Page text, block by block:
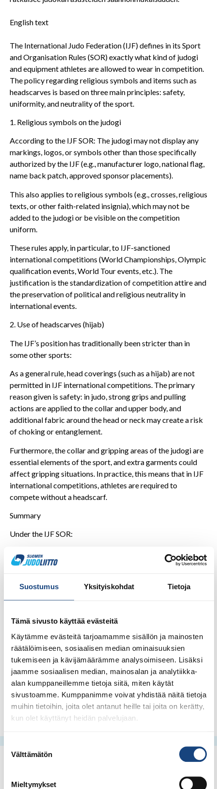
Suostumus Yksityiskohdat Tietoja
Tämä sivusto käyttää evästeitä
Käytämme evästeitä tarjoamamme sisällön ja mainosten
räätälöimiseen, sosiaalisen median ominaisuuksien
tukemiseen ja kävijämäärämme analysoimiseen. Lisäksi
jaamme sosiaalisen median, mainosalan ja analytiikka-
alan kumppaneillemme tietoja siitä, miten käytät
sivustoamme. Kumppanimme voivat yhdistää näitä tietoja
muihin tietoihin, joita olet antanut heille tai joita on kerätty,
kun olet käyttänyt heidän palvelujaan.
valinta
Välttämätön
Mieltymykset
English text
The International Judo Federation (IJF) defines in its Sport
and Organisation Rules (SOR) exactly what kind of judogi
and equipment athletes are allowed to wear in competition.
The policy regarding religious symbols and items such as
headscarves is based on three main principles: safety,
uniformity, and neutrality of the sport.
1. Religious symbols on the judogi
According to the IJF SOR: The judogi may not display any
markings, logos, or symbols other than those specifically
authorized by the IJF (e.g., manufacturer logo, national flag,
name back patch, approved sponsor placements).
This also applies to religious symbols (e.g., crosses, religious
texts, or other faith-related insignia), which may not be
added to the judogi or be visible on the competition
uniform.
These rules apply, in particular, to IJF-sanctioned
international competitions (World Championships, Olympic
qualification events, World Tour events, etc.). The
justification is the standardization of competition attire and
the preservation of political and religious neutrality in
international events.
2. Use of headscarves (hijab)
The IJF’s position has traditionally been stricter than in
some other sports:
As a general rule, head coverings (such as a hijab) are not
permitted in IJF international competitions. The primary
reason given is safety: in judo, strong grips and pulling
actions are applied to the collar and upper body, and
additional fabric around the head or neck may create a risk
of choking or entanglement.
Furthermore, the collar and gripping areas of the judogi are
essential elements of the sport, and extra garments could
affect gripping situations. In practice, this means that in IJF
international competitions, athletes are required to
compete without a headscarf.
Summary
Under the IJF SOR:
Religious symbols are not allowed on the competition
uniform. Headscarves (hijab) are not permitted in
markings are allowed on the judogi.
Should there not be a
judogi-control system in the competition venue, the judo
competition uniform. Note that every athlete should ensure
that she or he is not carrying a prohibited object. This
includes the holding or wearing of any electronic devices.
Any head covering, jewellery or body piercings must be
removed.
Suomen Judoliiton tuomarikomissio
Finnish Judo Association’s Referee Comission